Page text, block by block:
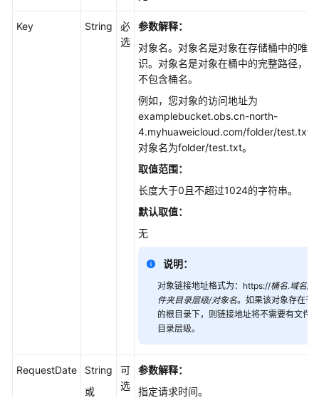
关
Key String
必
选
参数解释：
对象名。对象名是对象在存储桶中的唯
识。对象名是对象在桶中的完整路径，
不包含桶名。
例如，您对象的访问地址为
examplebucket.obs.cn-north-
4.myhuaweicloud.com/folder/test.txt
对象名为folder/test.txt。
取值范围：
长度大于0且不超过1024的字符串。
默认取值：
无
说明：
对象链接地址格式为：https://桶名.域名/文
件夹目录层级/对象名。如果该对象存在于
的根目录下，则链接地址将不需要有文件夹
目录层级。
RequestDate
String
或
可
选
参数解释：
指定请求时间。